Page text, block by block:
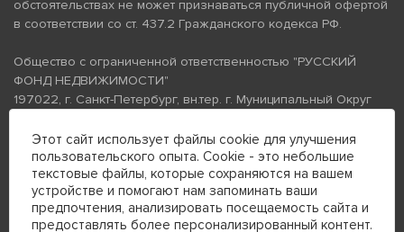
обстоятельствах не может признаваться публичной офертой
в соответствии со ст. 437.2 Гражданского кодекса РФ.
Общество с ограниченной ответственностью "РУССКИЙ
ФОНД НЕДВИЖИМОСТИ"
197022, г. Санкт-Петербург, вн.тер. г. Муниципальный Округ
помещение 26Н, комната 103
ИНН 7813672570 КПП 781301001 ОГРН 1237800058870
Политика конфиденциальности
Политика обработки
персональных данных
Телефон для связи:
Этот сайт использует файлы cookie для улучшения
пользовательского опыта. Cookie - это небольшие
текстовые файлы, которые сохраняются на вашем
устройстве и помогают нам запоминать ваши
предпочтения, анализировать посещаемость сайта и
предоставлять более персонализированный контент.